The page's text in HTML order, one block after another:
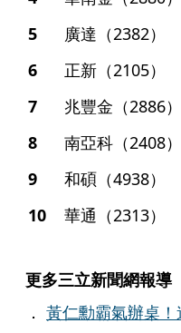
5
廣達（2382）
6
正新（2105）
7
兆豐金（2886）
8
南亞科（2408）
9
和碩（4938）
10
華通（2313）
更多三立新聞網報導
． 黃仁勳霸氣辦桌